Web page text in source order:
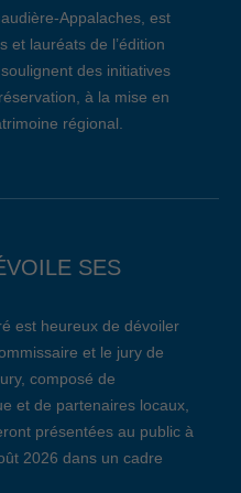
Appalaches, est
et lauréats de l’édition
des initiatives
à la mise en
régional.
SES
est heureux de dévoiler
et le jury de
composé de
et de partenaires locaux,
présentées au public à
2026 dans un cadre